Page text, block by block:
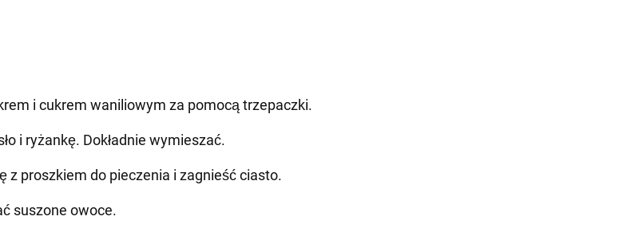
i cukrem waniliowym za pomocą trzepaczki.
i ryżankę. Dokładnie wymieszać.
z proszkiem do pieczenia i zagnieść ciasto.
suszone owoce.